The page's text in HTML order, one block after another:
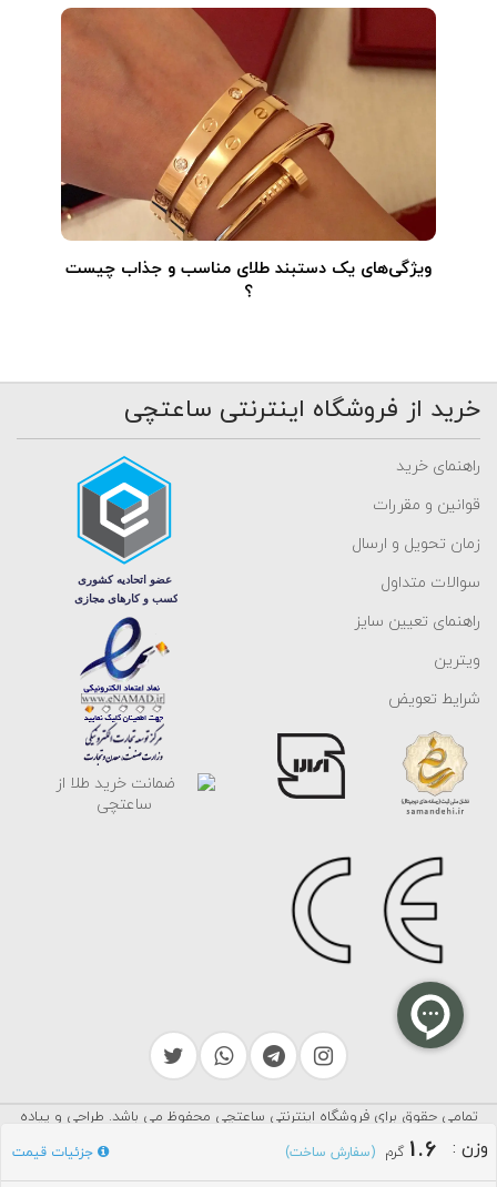
وزن :
1.6 گرم (سفارش ساخت) جزئیات قیمت
ویژگی‌های یک دستبند طلای مناسب و جذاب چیست
؟
خرید از فروشگاه اینترنتی ساعتچی
راهنمای خرید
قوانین و مقررات
زمان تحویل و ارسال
سوالات متداول
راهنمای تعیین سایز
ویترین
شرایط تعویض
تمامی حقوق برای فروشگاه اینترنتی ساعتچی محفوظ می باشد. طراحی و پیاده
سازی توسط